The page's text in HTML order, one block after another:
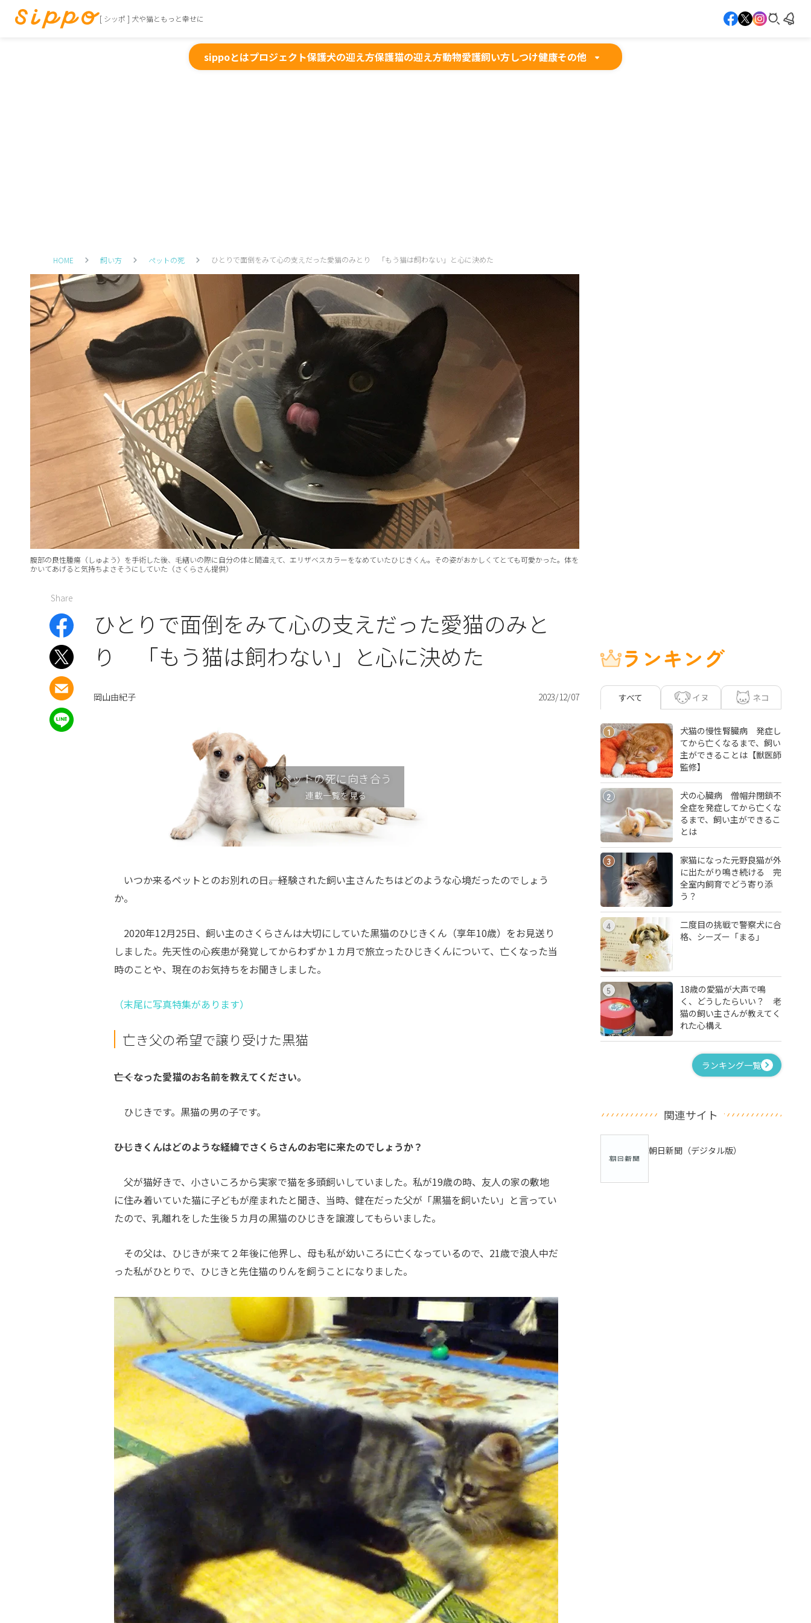
[ シッポ ] 犬や猫ともっと幸せに
sippoとはプロジェクト保護犬の迎え方保護猫の迎え方動物愛護飼い方しつけ健康その他
HOME 飼い方 ペットの死 ひとりで面倒をみて心の支えだった愛猫のみとり 「もう猫は飼わない」と心に決めた
腹部の良性腫瘍（しゅよう）を手術した後、毛繕いの際に自分の体と間違えて、エリザベスカラーをなめていたひじきくん。その姿がおかしくてとても可愛かった。体を
かいてあげると気持ちよさそうにしていた（さくらさん提供）
Share
ひとりで面倒をみて心の支えだった愛猫のみと
り 「もう猫は飼わない」と心に決めた
岡山由紀子 2023/12/07
ペットの死に向き合う
連載一覧を見る
いつか来るペットとのお別れの日――。経験された飼い主さんたちはどのような心境だったのでしょう
か。
2020年12月25日、飼い主のさくらさんは大切にしていた黒猫のひじきくん（享年10歳）をお見送り
しました。先天性の心疾患が発覚してからわずか１カ月で旅立ったひじきくんについて、亡くなった当
時のことや、現在のお気持ちをお聞きしました。
（末尾に写真特集があります）
亡き父の希望で譲り受けた黒猫
――亡くなった愛猫のお名前を教えてください。
ひじきです。黒猫の男の子です。
――ひじきくんはどのような経緯でさくらさんのお宅に来たのでしょうか？
父が猫好きで、小さいころから実家で猫を多頭飼いしていました。私が19歳の時、友人の家の敷地
に住み着いていた猫に子どもが産まれたと聞き、当時、健在だった父が「黒猫を飼いたい」と言ってい
たので、乳離れをした生後５カ月の黒猫のひじきを譲渡してもらいました。
その父は、ひじきが来て２年後に他界し、母も私が幼いころに亡くなっているので、21歳で浪人中だ
った私がひとりで、ひじきと先住猫のりんを飼うことになりました。
ランキング
すべて イヌ ネコ
1
犬猫の慢性腎臓病 発症し
てから亡くなるまで、飼い
主ができることは【獣医師
監修】
2
犬の心臓病 僧帽弁閉鎖不
全症を発症してから亡くな
るまで、飼い主ができるこ
とは
3
家猫になった元野良猫が外
に出たがり鳴き続ける 完
全室内飼育でどう寄り添
う？
4
二度目の挑戦で警察犬に合
格、シーズー「まる」
5
18歳の愛猫が大声で鳴
く、どうしたらいい？ 老
猫の飼い主さんが教えてく
れた心構え
ランキング一覧
関連サイト
朝日新聞（デジタル版）